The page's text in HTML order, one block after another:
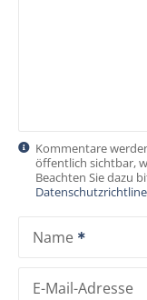
Kommentare
öffentlich sichtbar,
Beachten Sie dazu
Name
E-Mail-Adresse